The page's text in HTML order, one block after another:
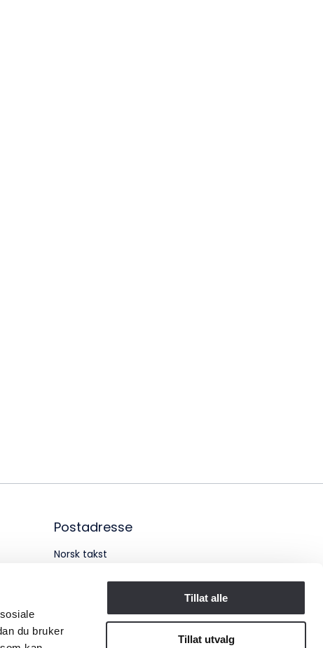
du bruker
Tillat alle
Tillat utvalg
Postadresse
Norsk takst
Pb. 1516 Vika
Organisasjonsnummer: